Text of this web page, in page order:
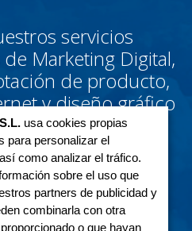
servicios
Marketing Digital,
de producto,
y diseño gráfico
usa cookies propias
para personalizar el
como analizar el tráfico.
sobre el uso que
partners de publicidad y
combinarla con otra
o que hayan